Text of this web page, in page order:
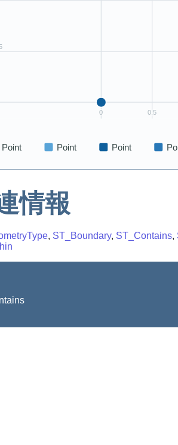
情報
, ST_Boundary, ST_Contains,